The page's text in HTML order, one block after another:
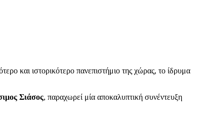
και ιστορικότερο πανεπιστήμιο της χώρας, το ίδρυμα
Σιάσος, παραχωρεί μία αποκαλυπτική συνέντευξη